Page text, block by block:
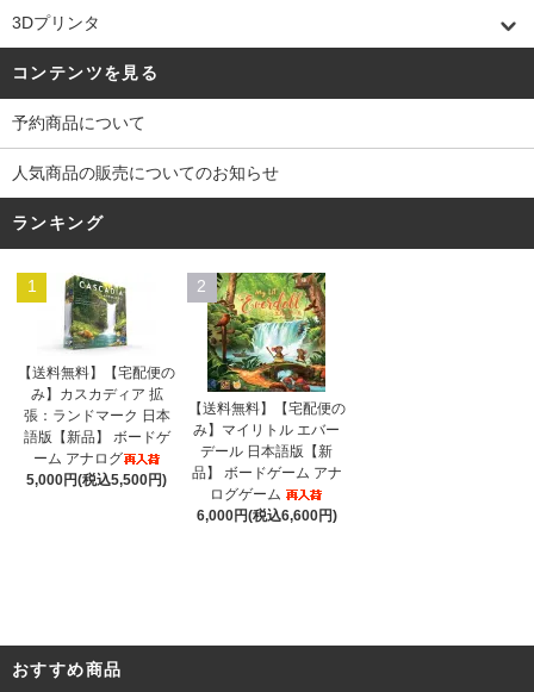
3Dプリンタ
コンテンツを見る
予約商品について
人気商品の販売についてのお知らせ
ランキング
1
【送料無料】【宅配便の
み】カスカディア 拡
張：ランドマーク 日本
語版【新品】 ボードゲ
ーム アナログ
5,000円(税込5,500円)
2
【送料無料】【宅配便の
み】マイリトル エバー
デール 日本語版【新
品】 ボードゲーム アナ
ログゲーム
6,000円(税込6,600円)
おすすめ商品